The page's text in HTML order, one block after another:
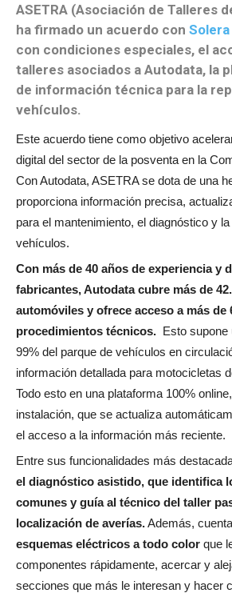
ASETRA (Asociación de Talleres
ha firmado un acuerdo con Solera
con condiciones especiales, el
talleres asociados a Autodata, la
de información técnica para la
vehículos.
Este acuerdo tiene como objetivo
digital del sector de la posventa en la
Con Autodata, ASETRA se dota de una
proporciona información precisa,
para el mantenimiento, el diagnóstico y
vehículos.
Con más de 40 años de experiencia y
fabricantes, Autodata cubre más de
automóviles y ofrece acceso a más de
procedimientos técnicos. Esto supone
99% del parque de vehículos en
información detallada para motocicletas
Todo esto en una plataforma 100%
instalación, que se actualiza
el acceso a la información más reciente.
Entre sus funcionalidades más
el diagnóstico asistido, que identifica
comunes y guía al técnico del taller
localización de averías.Además,
esquemas eléctricos a todo color que
componentes rápidamente, acercar y
secciones que más le interesan y hacer